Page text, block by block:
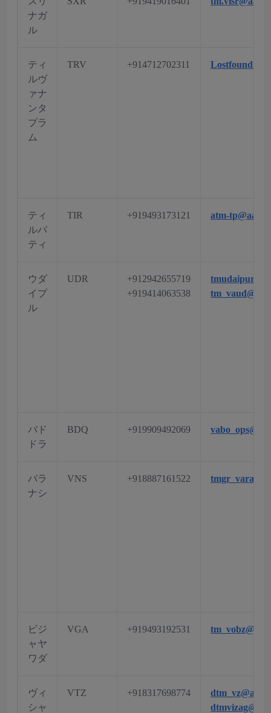
ナガ
ル
ティ
ルヴ
ァナ
ンタ
プラ
ム
TRV +914712702311
ティ
ルパ
ティ
TIR +919493173121 atm-
ウダ
イプ
ル
UDR
+912942655719
+919414063538
バド
ドラ
BDQ +919909492069
バラ
ナシ
VNS +918887161522
ビジ
ャヤ
ワダ
VGA +919493192531
ヴィ
シャ
VTZ +918317698774